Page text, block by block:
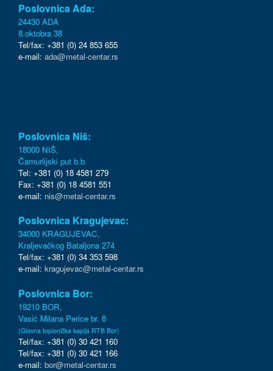
Poslovnica Ada:
24430 ADA
8.oktobra 38
Tel/fax: +381 (0) 24 853 655
e-mail: ada@metal-centar.rs
Poslovnica Niš:
18000 NIŠ,
Čamurlijski put b.b.
Tel: +381 (0) 18 4581 279
Fax: +381 (0) 18 4581 551
e-mail: nis@metal-centar.rs
Poslovnica Kragujevac:
34000 KRAGUJEVAC,
Kraljevačkog Bataljona 274
Tel/fax: +381 (0) 34 353 598
e-mail: kragujevac@metal-centar.rs
Poslovnica Bor:
19210 BOR,
Vasić Milana Perice br. 8
(Glavna topionička kapija RTB Bor)
Tel/fax: +381 (0) 30 421 160
Tel/fax: +381 (0) 30 421 166
e-mail: bor@metal-centar.rs